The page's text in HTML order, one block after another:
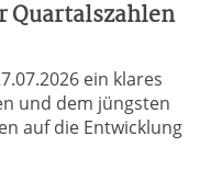
ein klares
und dem jüngsten
auf die Entwicklung